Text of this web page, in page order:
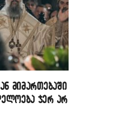
მიმართებაში
ჯერ არ